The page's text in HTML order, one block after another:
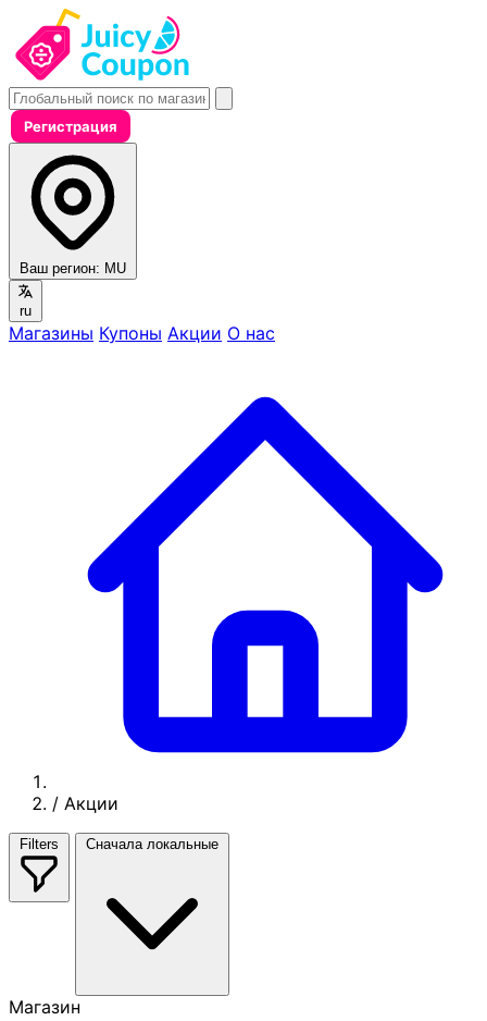
Регистрация
Ваш регион: MU
ru
Магазины Купоны Акции О нас
/ Акции
Filters Сначала локальные
Магазин